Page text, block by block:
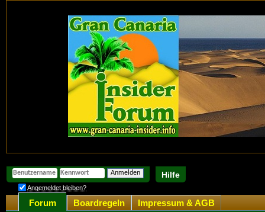
Hilfe
Angemeldet bleiben?
Forum
Boardregeln Impressum & AGB